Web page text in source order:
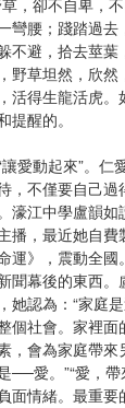
彎腰；踐踏過去
不避，拾去莖葉
野草坦然，欣然
活得生龍活虎
醒的。
愛動起來”。仁
，不僅要自己
濠江中學盧韻
播，最近她自
運》，震動全
聞幕後的東西
她認為：“家庭
個社會。家裡
，會為家庭帶
──愛。”“愛，
面情緒。最重